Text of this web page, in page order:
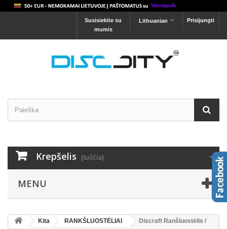
Prisijungti
Lithuanian
Susisiekite su
mumis
Krepšelis (tuščia)
MENU
Kita RANKŠLUOSTĖLIAI
Discraft Ranšluostėlis /